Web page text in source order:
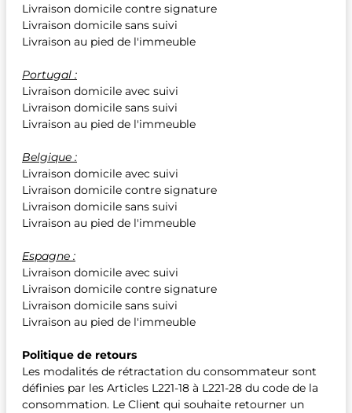
Livraison domicile contre signature
Livraison domicile sans suivi
Livraison au pied de l'immeuble
Portugal :
Livraison domicile avec suivi
Livraison domicile sans suivi
Livraison au pied de l'immeuble
Belgique :
Livraison domicile avec suivi
Livraison domicile contre signature
Livraison domicile sans suivi
Livraison au pied de l'immeuble
Espagne :
Livraison domicile avec suivi
Livraison domicile contre signature
Livraison domicile sans suivi
Livraison au pied de l'immeuble
Politique de retours
Les modalités de rétractation du consommateur sont
définies par les Articles L221-18 à L221-28 du code de la
consommation. Le Client qui souhaite retourner un